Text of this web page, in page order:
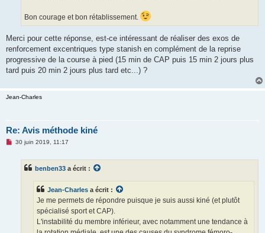
Bon courage et bon rétablissement.
Merci pour cette réponse, est-ce intéressant de réaliser des exos de
renforcement excentriques type stanish en complément de la reprise
progressive de la course à pied (15 min de CAP puis 15 min 2 jours plus
tard puis 20 min 2 jours plus tard etc...) ?
Jean-Charles
Re: Avis méthode kiné
M30 juin 2019, 11:17
benben33 a écrit :
Jean-Charles a écrit :
Je me permets de répondre puisque je suis aussi kiné (et plutôt
spécialisé sport et CAP).
L'instabilité du membre inférieur, avec notamment une tendance à